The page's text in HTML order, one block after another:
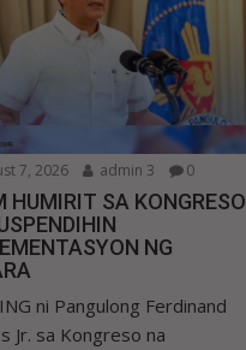
7, 2026 admin 3 0
HUMIRIT SA KONGRESO
NG
ni Pangulong Ferdinand
Jr. sa Kongreso na